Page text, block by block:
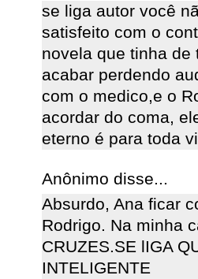
se liga autor você
satisfeito com o
novela que tinha de
acabar perdendo
com o medico,e o
acordar do coma,
eterno é para toda
Anônimo disse...
Absurdo, Ana ficar
Rodrigo. Na minha
CRUZES.SE lIGA
INTELIGENTE